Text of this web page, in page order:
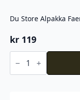
Du Store Alpakka
kr 119
Du
Store
Faerytale